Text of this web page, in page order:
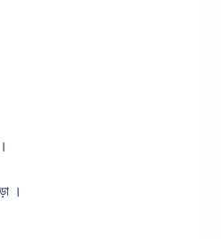
।